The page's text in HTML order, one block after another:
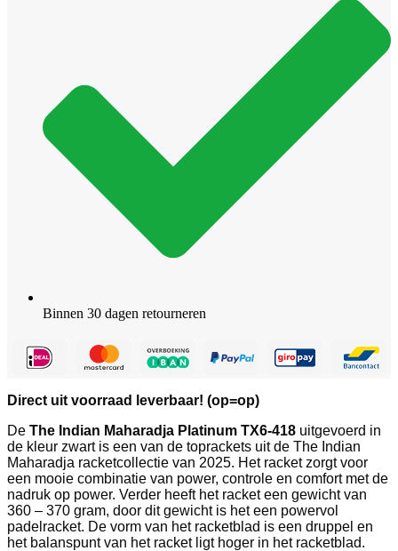
Binnen 30 dagen retourneren
Direct uit voorraad leverbaar! (op=op)
De The Indian Maharadja Platinum TX6-418 uitgevoerd in
de kleur zwart is een van de toprackets uit de The Indian
Maharadja racketcollectie van 2025. Het racket zorgt voor
een mooie combinatie van power, controle en comfort met de
nadruk op power. Verder heeft het racket een gewicht van
360 – 370 gram, door dit gewicht is het een powervol
padelracket. De vorm van het racketblad is een druppel en
het balanspunt van het racket ligt hoger in het racketblad.